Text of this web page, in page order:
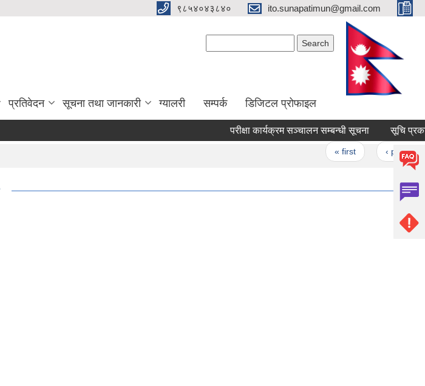
९८५४०४३८४० ito.sunapatimun@gmail.com
प्रतिवेदन सूचना तथा जानकारी ग्यालरी सम्पर्क डिजिटल प्रोफाइल
परीक्षा कार्यक्रम सञ्चालन सम्बन्धी सूचना सूचि
« first ‹ previous